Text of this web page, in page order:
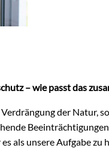
– wie passt das
der Natur,
als unsere Aufgabe zu